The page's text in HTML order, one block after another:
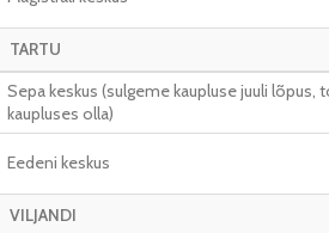
TARTU
Sepa keskus (sulgeme kaupluse juuli lõpus,
kaupluses olla)
Eedeni keskus
VILJANDI